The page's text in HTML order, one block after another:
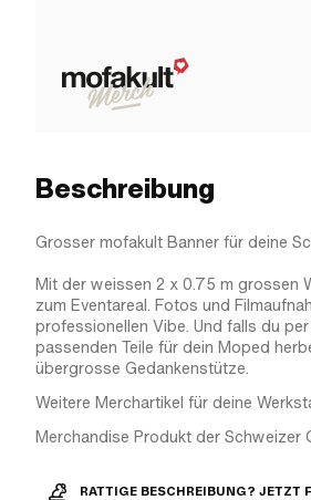
Beschreibung
Grosser mofakult Banner für deine
Mit der weissen 2 x 0.75 m grossen
zum Eventareal. Fotos und
professionellen Vibe. Und falls du
passenden Teile für dein Moped
übergrosse Gedankenstütze.
Weitere Merchartikel für deine
Merchandise Produkt der Schweizer
RATTIGE BESCHREIBUNG? JETZT